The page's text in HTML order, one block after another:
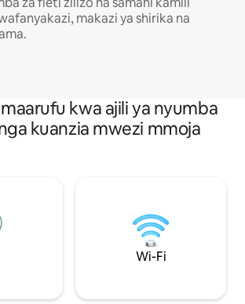
makazi ya shirika na
kwa ajili ya nyumba
kuanzia mwezi mmoja
Wi-Fi